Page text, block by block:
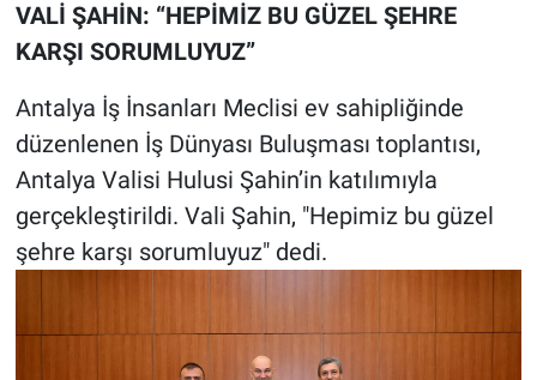
VALİ ŞAHİN: “HEPİMİZ BU GÜZEL ŞEHRE
KARŞI SORUMLUYUZ”
Antalya İş İnsanları Meclisi ev sahipliğinde
düzenlenen İş Dünyası Buluşması toplantısı,
Antalya Valisi Hulusi Şahin’in katılımıyla
gerçekleştirildi. Vali Şahin, "Hepimiz bu güzel
şehre karşı sorumluyuz" dedi.